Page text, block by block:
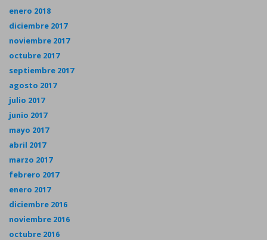
enero 2018
diciembre 2017
noviembre 2017
octubre 2017
septiembre 2017
agosto 2017
julio 2017
junio 2017
mayo 2017
abril 2017
marzo 2017
febrero 2017
enero 2017
diciembre 2016
noviembre 2016
octubre 2016